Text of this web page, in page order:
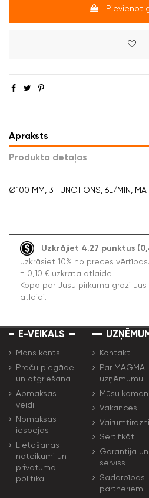
Pievienot
Apraksts
Produkta detaļas
Ø100 MM, 3 FUNCTIONS, 6L/MIN,
Uzkrājiet 4.27 punktus
uzkrāsiet 10% no preces
= 0,10 € uzkrāta atlaide.
Kopā par Jūsu pirkuma grozi
atlaidi.
E-VEIKALS
Mans konts
Preču piegāde
un atgriešana
Apmaksas
veidi
Nomaksas
iespējas
Lietošanas
noteikumi un
privātuma
politika
Kontakti
Par MAGMA
uzņēmumu
Mūsu
Vakances
Sertifikāti
Garantija un
serviss
Sadarbības
partneriem